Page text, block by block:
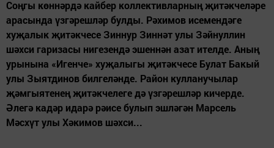
Соңгы көннәрдә кайбер коллективларның җитәкчеләре
арасында үзгәрешләр булды. Рәхимов исемендәге
хуҗалык җитәкчесе Зиннур Зиннәт улы Зәйнуллин
шәхси гаризасы нигезендә эшеннән азат ителде. Аның
урынына «Игенче» хуҗалыгы җитәкчесе Булат Бакый
улы Зыятдинов билгеләнде. Район кулланучылар
җәмгыятенең җитәкчелеге дә үзгәрешләр кичерде.
Әлегә кадәр идарә рәисе булып эшләгән Марсель
Мәсхүт улы Хәкимов шәхси...